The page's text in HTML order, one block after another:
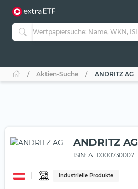
Aktien-Suche ANDRITZ AG
ANDRITZ AG
ISIN: AT0000730007
Industrielle Produkte